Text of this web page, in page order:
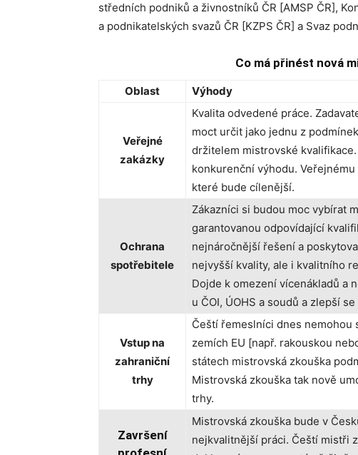
středních podniků a živnostníků ČR [AMSP ČR],
a podnikatelských svazů ČR [KZPS ČR] a Svaz
Co má přinést nová
Oblast Výhody
Veřejné
zakázky
Kvalita odvedené práce.
moct určit jako jednu z
držitelem mistrovské
konkurenční výhodu.
které bude cílenější.
Ochrana
spotřebitele
Zákazníci si budou moc vybírat
garantovanou odpovídající
nejnáročnější řešení a
nejvyšší kvality, ale i kvalitního
Dojde k omezení vícenákladů a
u ČOI, ÚOHS a soudů a zlepší
Vstup na
zahraniční
trhy
Čeští řemeslníci dnes nemohou
zemích EU [např. rakouskou
státech mistrovská zkouška
Mistrovská zkouška tak nově
trhy.
Završení
Mistrovská zkouška bude v
nejkvalitnější práci. Čeští mistři